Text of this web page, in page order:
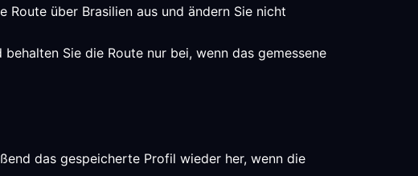
Route über Brasilien aus und ändern Sie nicht
Sie die Route nur bei, wenn das gemessene
das gespeicherte Profil wieder her, wenn die